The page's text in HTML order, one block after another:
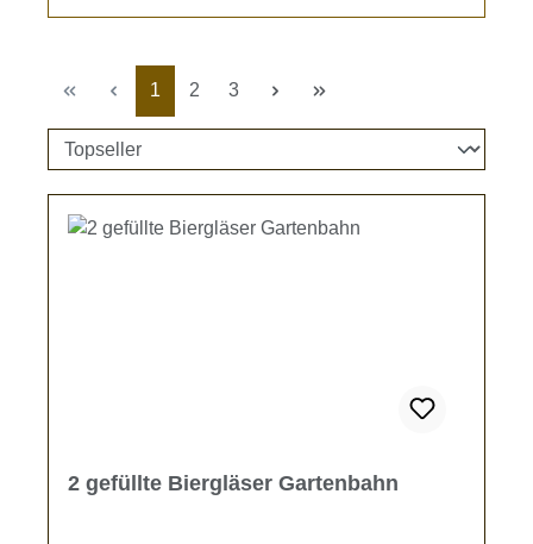
Seite
1 Seite
2 Seite
3
2 gefüllte Biergläser Gartenbahn